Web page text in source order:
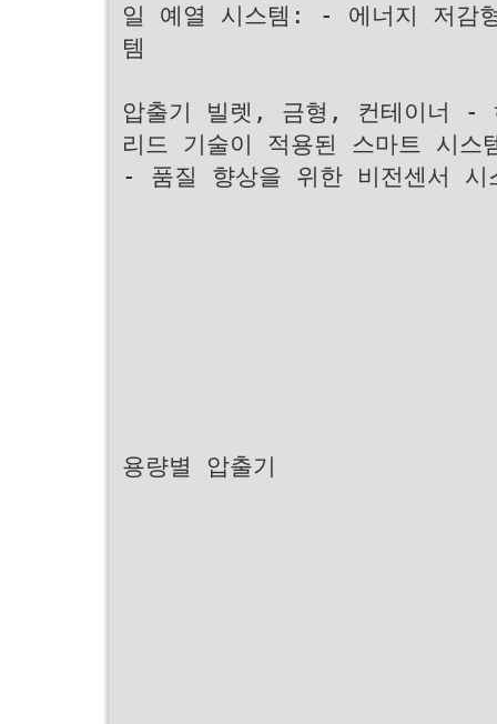
일 예열 시스템: - 에너지 저감
템
압출기 빌렛, 금형, 컨테이너 -
리드 기술이 적용된 스마트 시스
- 품질 향상을 위한 비전센서 시
용량별 압출기